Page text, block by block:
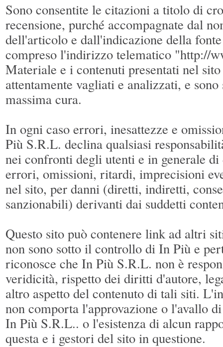
Sono consentite le citazioni a titolo di
recensione, purché accompagnate dal
dell'articolo e dall'indicazione della
compreso l'indirizzo telematico "http://
Materiale e i contenuti presentati nel
attentamente vagliati e analizzati, e
massima cura.
In ogni caso errori, inesattezze e
Più S.R.L. declina qualsiasi
nei confronti degli utenti e in generale
errori, omissioni, ritardi, imprecisioni
nel sito, per danni (diretti, indiretti,
sanzionabili) derivanti dai suddetti
Questo sito può contenere link ad altri
non sono sotto il controllo di In Più e
riconosce che In Più S.R.L. non è
veridicità, rispetto dei diritti d'autore,
altro aspetto del contenuto di tali siti.
non comporta l'approvazione o l'avallo
In Più S.R.L.. o l'esistenza di alcun
questa e i gestori del sito in questione.